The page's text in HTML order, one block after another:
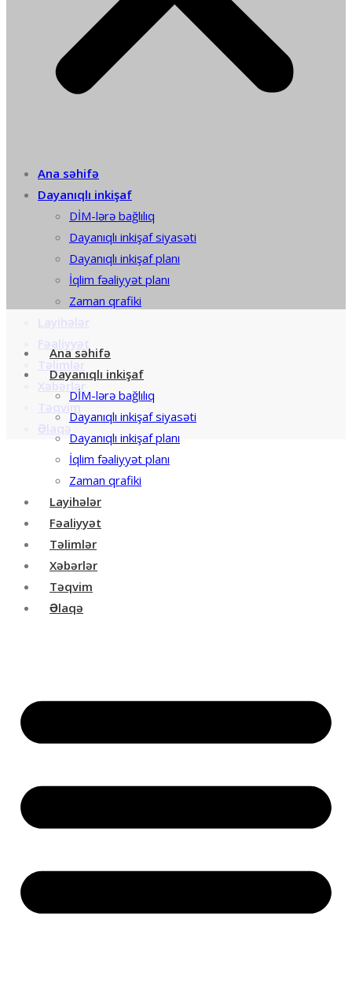
Ana səhifə
Dayanıqlı inkişaf
DİM-lərə bağlılıq
Dayanıqlı inkişaf siyasəti
Dayanıqlı inkişaf planı
İqlim fəaliyyət planı
Zaman qrafiki
Layihələr
Fəaliyyət
Təlimlər
Xəbərlər
Təqvim
Əlaqə
Ana səhifə
Dayanıqlı inkişaf
DİM-lərə bağlılıq
Dayanıqlı inkişaf siyasəti
Dayanıqlı inkişaf planı
İqlim fəaliyyət planı
Zaman qrafiki
Layihələr
Fəaliyyət
Təlimlər
Xəbərlər
Təqvim
Əlaqə